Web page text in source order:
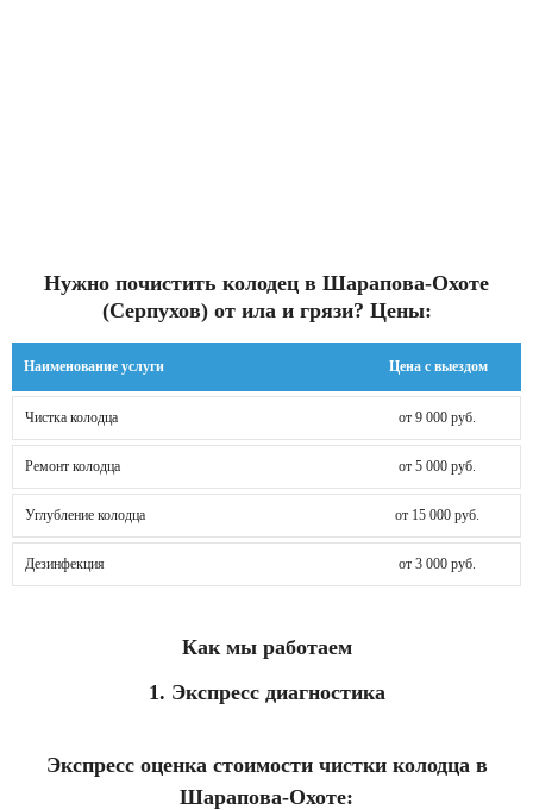
Нужно почистить колодец в Шарапова-Охоте
(Серпухов) от ила и грязи? Цены:
Наименование услуги Цена с выездом
Чистка колодца от 9 000 руб.
Ремонт колодца от 5 000 руб.
Углубление колодца от 15 000 руб.
Дезинфекция от 3 000 руб.
Как мы работаем
1. Экспресс диагностика
Экспресс оценка стоимости чистки колодца в
Шарапова-Охоте: